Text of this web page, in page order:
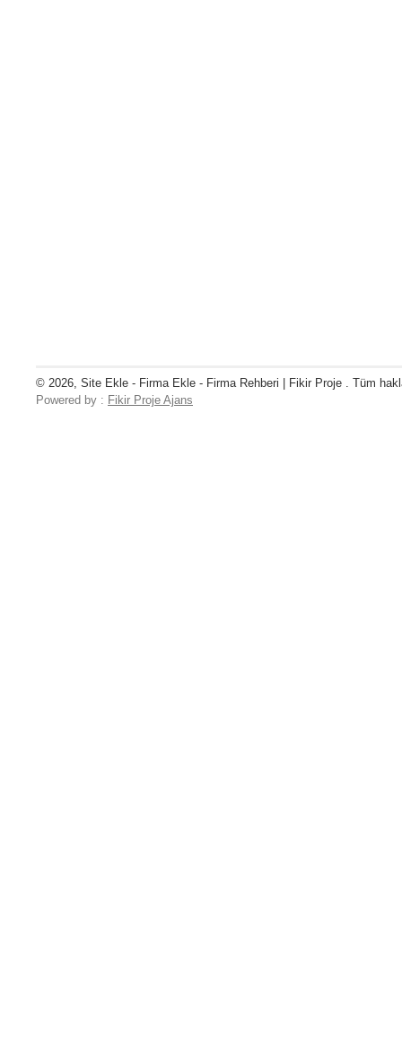
© 2026, Site Ekle - Firma Ekle - Firma Rehberi | Fikir Proje . Tüm
Powered by : Fikir Proje Ajans